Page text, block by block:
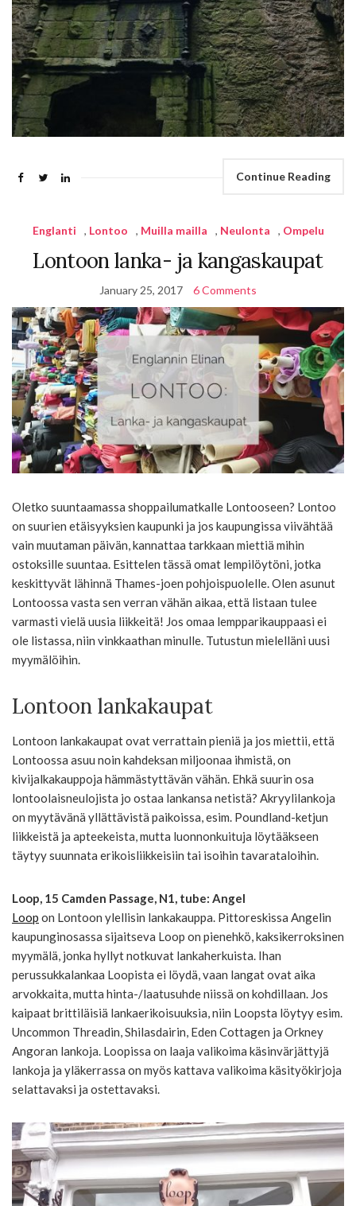
Continue Reading
Englanti , Lontoo , Muilla mailla , Neulonta , Ompelu
Lontoon lanka- ja kangaskaupat
January 25, 2017 6 Comments
Oletko suuntaamassa shoppailumatkalle Lontooseen? Lontoo
on suurien etäisyyksien kaupunki ja jos kaupungissa viivähtää
vain muutaman päivän, kannattaa tarkkaan miettiä mihin
ostoksille suuntaa. Esittelen tässä omat lempilöytöni, jotka
keskittyvät lähinnä Thames-joen pohjoispuolelle. Olen asunut
Lontoossa vasta sen verran vähän aikaa, että listaan tulee
varmasti vielä uusia liikkeitä! Jos omaa lempparikauppaasi ei
ole listassa, niin vinkkaathan minulle. Tutustun mielelläni uusi
myymälöihin.
Lontoon lankakaupat
Lontoon lankakaupat ovat verrattain pieniä ja jos miettii, että
Lontoossa asuu noin kahdeksan miljoonaa ihmistä, on
kivijalkakauppoja hämmästyttävän vähän. Ehkä suurin osa
lontoolaisneulojista jo ostaa lankansa netistä? Akryylilankoja
on myytävänä yllättävistä paikoissa, esim. Poundland-ketjun
liikkeistä ja apteekeista, mutta luonnonkuituja löytääkseen
täytyy suunnata erikoisliikkeisiin tai isoihin tavarataloihin.
Loop, 15 Camden Passage, N1, tube: Angel
Loop on Lontoon ylellisin lankakauppa. Pittoreskissa Angelin
kaupunginosassa sijaitseva Loop on pienehkö, kaksikerroksinen
myymälä, jonka hyllyt notkuvat lankaherkuista. Ihan
perussukkalankaa Loopista ei löydä, vaan langat ovat aika
arvokkaita, mutta hinta-/laatusuhde niissä on kohdillaan. Jos
kaipaat brittiläisiä lankaerikoisuuksia, niin Loopsta löytyy esim.
Uncommon Threadin, Shilasdairin, Eden Cottagen ja Orkney
Angoran lankoja. Loopissa on laaja valikoima käsinvärjättyjä
lankoja ja yläkerrassa on myös kattava valikoima käsityökirjoja
selattavaksi ja ostettavaksi.